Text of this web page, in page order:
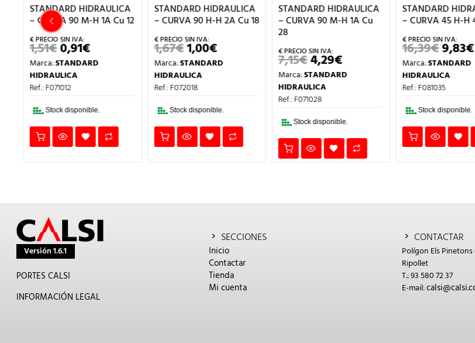
STANDARD HIDRAULICA
– CURVA 90 M-H 1A Cu 12
1,51€EL
PRECIO
ORIGINAL
ERA:
1,51€.
0,91€EL
PRECIO
ACTUAL
Marca:STANDARD
HIDRAULICA
Ref.: F071012
Stock disponible.
STANDARD HIDRAULICA
– CURVA 90 H-H 2A Cu 18
1,67€EL
PRECIO
ORIGINAL
ERA:
1,67€.
1,00€EL
PRECIO
ACTUAL
Marca:STANDARD
HIDRAULICA
Ref.: F072018
Stock disponible.
STANDARD HIDRAULICA
– CURVA 90 M-H 1A Cu
28
7,15€EL
PRECIO
ORIGINAL
ERA:
7,15€.
4,29€EL
PRECIO
ACTUAL
Marca:STANDARD
HIDRAULICA
Ref.: F071028
Stock disponible.
STANDARD
– CURVA 45 H-H
16,39€EL
PRECIO
ERA:
16,39€.
9,83€
Marca:STANDARD
HIDRAULICA
Ref.: F081035
Stock disponible.
Versión 1.6.1
PORTES CALSI
INFORMACIÓN LEGAL
SECCIONES
Inicio
Contactar
Tienda
Mi cuenta
CONTACTAR
Polígon Els
Ripollet
T.: 93 580 72 37
E-mail: